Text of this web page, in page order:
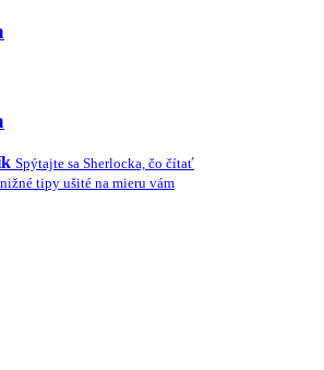
Spýtajte sa Sherlocka, čo čítať
tipy ušité na mieru vám